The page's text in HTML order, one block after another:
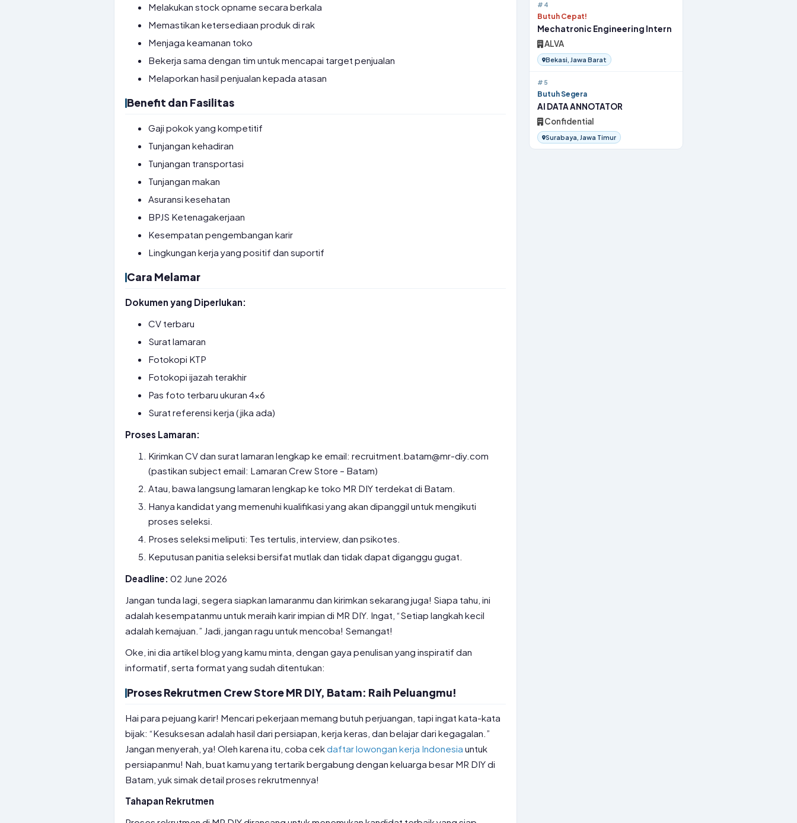
Melakukan stock opname secara berkala
Memastikan ketersediaan produk di rak
Menjaga keamanan toko
Bekerja sama dengan tim untuk mencapai target penjualan
Melaporkan hasil penjualan kepada atasan
Benefit dan Fasilitas
Gaji pokok yang kompetitif
Tunjangan kehadiran
Tunjangan transportasi
Tunjangan makan
Asuransi kesehatan
BPJS Ketenagakerjaan
Kesempatan pengembangan karir
Lingkungan kerja yang positif dan suportif
Cara Melamar
Dokumen yang Diperlukan:
CV terbaru
Surat lamaran
Fotokopi KTP
Fotokopi ijazah terakhir
Pas foto terbaru ukuran 4×6
Surat referensi kerja (jika ada)
Proses Lamaran:
Kirimkan CV dan surat lamaran lengkap ke email: recruitment.batam@mr-diy.com
(pastikan subject email: Lamaran Crew Store – Batam)
Atau, bawa langsung lamaran lengkap ke toko MR DIY terdekat di Batam.
Hanya kandidat yang memenuhi kualifikasi yang akan dipanggil untuk mengikuti
proses seleksi.
Proses seleksi meliputi: Tes tertulis, interview, dan psikotes.
Keputusan panitia seleksi bersifat mutlak dan tidak dapat diganggu gugat.
Deadline: 02 June 2026
Jangan tunda lagi, segera siapkan lamaranmu dan kirimkan sekarang juga! Siapa tahu, ini
adalah kesempatanmu untuk meraih karir impian di MR DIY. Ingat, “Setiap langkah kecil
adalah kemajuan.” Jadi, jangan ragu untuk mencoba! Semangat!
Oke, ini dia artikel blog yang kamu minta, dengan gaya penulisan yang inspiratif dan
informatif, serta format yang sudah ditentukan:
Proses Rekrutmen Crew Store MR DIY, Batam: Raih Peluangmu!
Hai para pejuang karir! Mencari pekerjaan memang butuh perjuangan, tapi ingat kata-kata
bijak: “Kesuksesan adalah hasil dari persiapan, kerja keras, dan belajar dari kegagalan.”
Jangan menyerah, ya! Oleh karena itu, coba cekdaftar lowongan kerja Indonesia untuk
persiapanmu! Nah, buat kamu yang tertarik bergabung dengan keluarga besar MR DIY di
Batam, yuk simak detail proses rekrutmennya!
Tahapan Rekrutmen
#4
Butuh Cepat!
Mechatronic Engineering Intern
ALVA
Bekasi, Jawa Barat
#5
Butuh Segera
AI DATA ANNOTATOR
Confidential
Surabaya, Jawa Timur